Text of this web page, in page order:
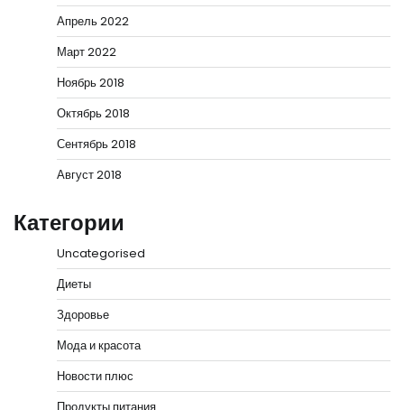
Апрель 2022
Март 2022
Ноябрь 2018
Октябрь 2018
Сентябрь 2018
Август 2018
Категории
Uncategorised
Диеты
Здоровье
Мода и красота
Новости плюс
Продукты питания